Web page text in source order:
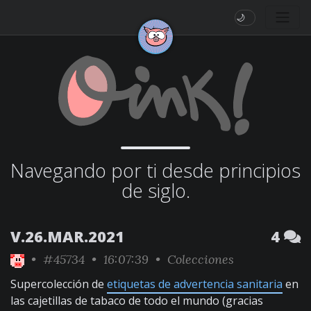
🌙
Navegando por ti desde principios
de siglo.
V.26.MAR.2021 4
• #45734 • 16:07:39 • Colecciones
Supercolección de etiquetas de advertencia sanitaria en
las cajetillas de tabaco de todo el mundo (gracias